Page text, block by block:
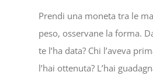
Prendi una moneta tra le
peso, osservane la forma.
te l’ha data? Chi l’aveva
l’hai ottenuta? L’hai